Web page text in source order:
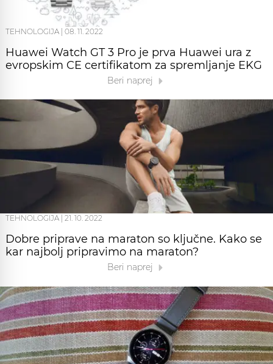
TEHNOLOGIJA | 08. 11. 2022
Huawei Watch GT 3 Pro je prva Huawei ura z
evropskim CE certifikatom za spremljanje EKG
Beri naprej
TEHNOLOGIJA 21. 10. 2022
Dobre priprave na maraton so ključne. Kako se
kar najbolj pripravimo na maraton?
Beri naprej